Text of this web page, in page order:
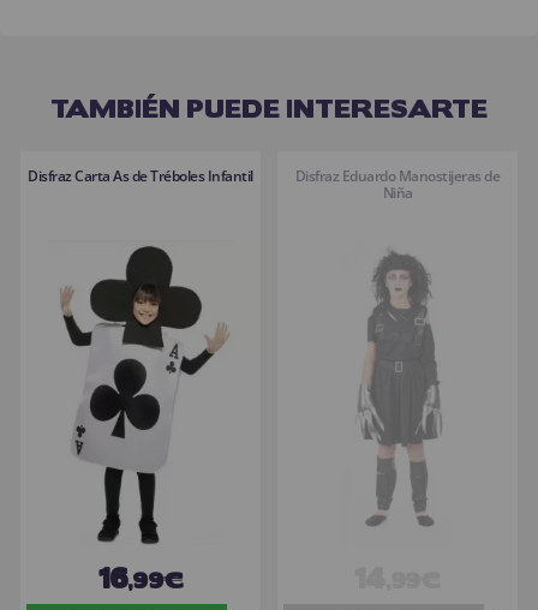
TAMBIÉN PUEDE INTERESARTE
Disfraz Carta As de Tréboles Infantil
16,99€
Disfraz Eduardo Manostijeras de
Niña